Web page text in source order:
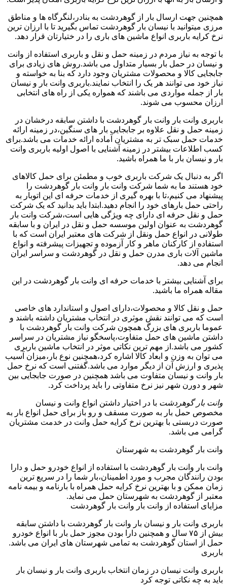
همچنین جهت ارسال بار از گوهردشت به بنادر،لنگرگاه ها و مناطق
مرزی میتوانید با نیسان بار گوهردشت تماس بگیرید تا با ارزان ترین
نرخ کرایه باربری انواع ماشین های باری را در ختیارتان قرار دهد.
با توجه به نیاز مردم در زمینه حمل و نقل و باربری استفاده از وانت
و نیسان در حمل بار بسیار متداول می باشد.روش های زیادی برای
جابجایی کالا و محصولات مشتریان وجود دارد که بنا به خواسته و
نیاز خود می توانند هر یک را انتخاب نمایند.باربری وانت بار و نیسان
بار از جمله مواردی می باشند که همواره یکی از راه های انتخابی
ارزان محسوب می شوند.
باربری وانت بار وانت بار گوهردشت با داشتن سابقه درخشان در
زمینه حمل و نقل علاوه بر جابجایی بار های سنگین،در زمینه ارائه
خدمات حمل سبک تر به مشتریان آماده ارائه خدمات می باشد.برای
کسب اطلاعات بیشتر در زمینه آشنایی با اصول اولیه باربری وانت
بار و نیسان بار با ما همراه باشید.
اگر به دنبال یک شرکت باربری خوب و مطمئن برای حمل کالاهای
خود هستند ما به شما شرکت وانت بار وانت بار گوهردشت را
پیشنهاد می کنیم،تا با بهره گیری از خدمات حرفه ای این اتوبار به
راحتی حمل بارهای خود را انجام دهید.ابتدا باید بدانید که یک شرکت
حمل و نقل حرفه ای دارای چه ویژگی هایی است،شرکت وانت بار
گوهردشت به عنوان اولین موسسه حمل و نقل در ایران و با سابقه
طولانی در انواع حمل ونقل از شرکت های معتبر ایران است که با
استفاده از کارکنان ماهر و کار آزموده و تجهیزات پیشرفته و انواع
ماشین آلات باری مدرن حمل و نقل در گوهردشت و سراسر ایران
انجام می دهد.
برای آشنایی بیشتر با خدمات حرفه ای وانت بار گوهردشت در این
مقاله همراه ما باشید.
حمل و نقل کالا و محصولات،دارای اصول و استاندارد های خاصی
است که می توانند نقش موثری در انتخاب مشتریان داشته باشند و
عموما باربری های بزرگ همچون شرکت وانت بار گوهردشت با
داشتن ماشین های حمل متفاوت،پاسخگو نیاز مشتریان در سراسر
کشور می باشد.از مهم ترین نکاتی موثر در انتخاب ماشین باربری
می توان به وزن و ابعاد کالا اشاره کرد،همچنین نوع بار،میزان آسیب
پذیری و ارزش آن از دیگر موارد می باشد.گفتنی است که نرخ حمل
بار وانت و نیسان متفاوت می باشد همچنین در صورت جابجایی بین
شهر و دورن شهر نیز نرخ متفاوتی را باید پرداخت کرد.
وانت بار گوهردشت با در اختیار داشتن انواع وانت و نیسان
مخصوص حمل بار به صورت مسقف و رو باز برای حمل انواع بار به
صورت دربستی با بهترین نرخ کرایه حمل وانت در خدمت مشتریان
گرامی می باشد.
وانت بار گوهردشت به شهرستان
وانت بار وانت بار گوهردشت با استفاده از انواع خودرو حمل و دارا
بودن رانندگان مجرب و مورد اطمینان،بار شما را در سریع ترین
زمان ممکن و با بهترین نرخ کرایه حمل همراه با بارنامه و بیمه نامه
معتبر از گوهردشت به شهرستان حمل می نماید.
مزایای استفاده از وانت بار وانت بار گوهردشت
باربری وانت بار و نیسان بار وانت بار گوهردشت با داشتن سابقه
بیش از ۷۵ سال و همچنین دارا بودن مجوز حمل بار با انواع خودرو
حمل از استان گوهردشت به تمامی شهرستان های ایران می باشد.
باربری
باربری وانت نیسان در زمان انتخاب باربری وانت بار و نیسان بار
باید به چه نکاتی توجه کرد